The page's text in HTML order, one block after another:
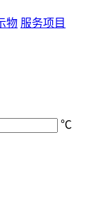
物 服务项目
℃